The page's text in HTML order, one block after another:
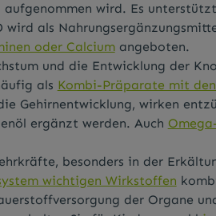
wird. Es
als
oder Calciumangeboten.
und die Entwicklung der
als Kombi-Präparate mit
Gehirnentwicklung, wirken
ergänzt werden. Auch
besonders in der
wichtigen Wirkstoffen
der Organe